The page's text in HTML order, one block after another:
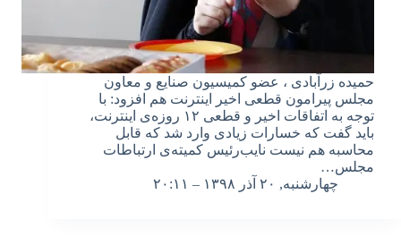
حمیده زرآبادی ، عضو کمیسیون صنایع و معاون
مجلس پیرامون قطعی اخیر اینترنت هم افزود: با
توجه به اتفاقات اخیر و قطعی ۱۲ روزه‌ی اینترنت،
باید گفت که خسارات زیادی وارد شد که قابل
محاسبه هم نیست نایب‌رئیس کمیته‌ی ارتباطات
مجلس…
چهارشنبه, ۲۰ آذر ۱۳۹۸ – ۲۰:۱۱